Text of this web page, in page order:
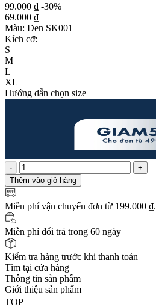
99.000 ₫ -30%
69.000 ₫
Màu: Đen SK001
Kích cỡ:
S
M
L
XL
Hướng dẫn chọn size
-
+
Thêm vào giỏ hàng
Miễn phí vận chuyển đơn từ 199.000 ₫.
Miễn phí đổi trả trong 60 ngày
Kiểm tra hàng trước khi thanh toán
Tìm tại cửa hàng
Thông tin sản phẩm
Giới thiệu sản phẩm
TOP